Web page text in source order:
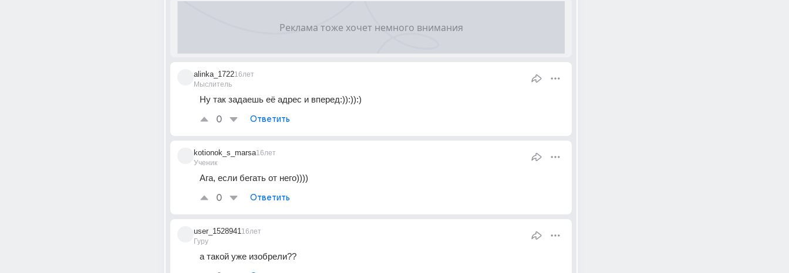
alinka_1722
Мыслитель
16лет
Ну так задаешь её адрес и вперед:)):)):)
0 Ответить
kotionok_s_marsa
Ученик
16лет
Ага, если бегать от него))))
0 Ответить
user_1528941
Гуру
16лет
а такой уже изобрели??